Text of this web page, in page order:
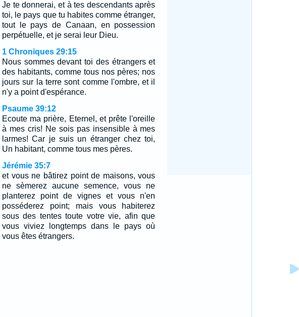
Je te donnerai, et à tes descendants après
toi, le pays que tu habites comme étranger,
tout le pays de Canaan, en possession
perpétuelle, et je serai leur Dieu.
1 Chroniques 29:15
Nous sommes devant toi des étrangers et
des habitants, comme tous nos pères; nos
jours sur la terre sont comme l'ombre, et il
n'y a point d'espérance.
Psaume 39:12
Ecoute ma prière, Eternel, et prête l'oreille
à mes cris! Ne sois pas insensible à mes
larmes! Car je suis un étranger chez toi,
Un habitant, comme tous mes pères.
Jérémie 35:7
et vous ne bâtirez point de maisons, vous
ne sèmerez aucune semence, vous ne
planterez point de vignes et vous n'en
posséderez point; mais vous habiterez
sous des tentes toute votre vie, afin que
vous viviez longtemps dans le pays où
vous êtes étrangers.